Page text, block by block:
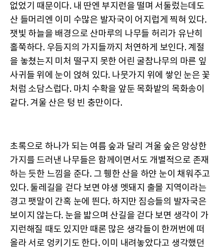
없었기 때문이다. 내 딴엔 부지런을 떨며 서둘렀는데도
산 들머리엔 이미 수많은 발자국이 어지럽게 찍혀 있다.
잿빛 하늘을 배경으로 산마루의 나무들 허리가 유난히
홀쭉하다. 우듬지의 가지들까지 처연하게 보인다. 계절
을 놓쳤는지 미처 떨구지 못한 어린 굴참나무의 마른 잎
사귀들 위에 눈이 얹혀 있다. 나뭇가지 위에 쌓인 눈은 꽃
처럼 소담스럽다. 마치 수확을 앞둔 목화밭의 목화송이
같다. 겨울 산은 텅 빈 충만이다.
초록으로 하나가 되는 여름 숲과 달리 겨울 숲은 앙상한
가지를 드러낸 나무들은 함께이면서도 개별적으로 존재
하는 듯한 느낌을 준다. 그 휑한 산을 하얀 눈이 채워주고
있다. 둘레길을 걷다 보면 야생 멧돼지 출몰 지역이라는
경고 팻말이 간혹 눈에 띈다. 하지만 짐승들의 발자국은
보이지 않는다. 눈을 밟으며 산길을 걷다 보면 생각이 가
지런해질 때도 있지만 때론 많은 생각들이 한꺼번에 떠
올라 서로 엉키기도 한다. 이미 내려놓았다고 생각했던